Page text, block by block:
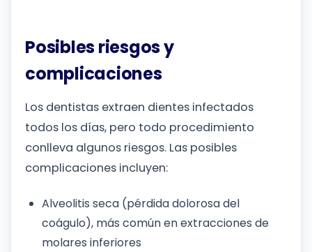
Posibles riesgos y
complicaciones
Los dentistas extraen dientes infectados
todos los días, pero todo procedimiento
conlleva algunos riesgos. Las posibles
complicaciones incluyen:
Alveolitis seca (pérdida dolorosa del
coágulo), más común en extracciones de
molares inferiores